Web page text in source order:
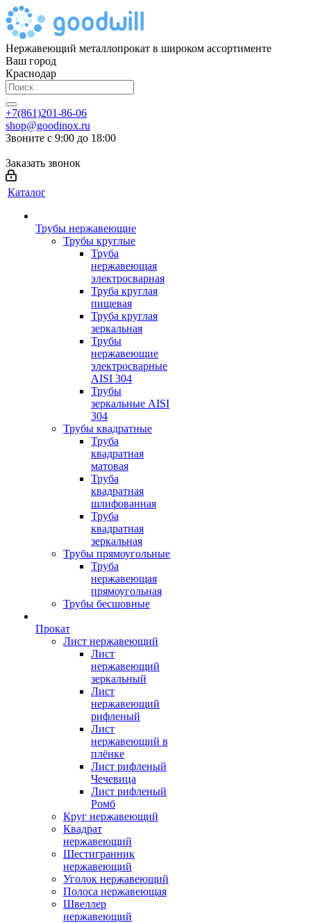
Нержавеющий металлопрокат в широком ассортименте
Ваш город
Краснодар
+7(861)201-86-06
shop@goodinox.ru
Звоните с 9:00 до 18:00
Заказать звонок
Каталог
Трубы нержавеющие
Трубы круглые
Труба
нержавеющая
электросварная
Труба круглая
пищевая
Труба круглая
зеркальная
Трубы
нержавеющие
электросварные
AISI 304
Трубы
зеркальные AISI
304
Трубы квадратные
Труба
квадратная
матовая
Труба
квадратная
шлифованная
Труба
квадратная
зеркальная
Трубы прямоугольные
Труба
нержавеющая
прямоугольная
Трубы бесшовные
Прокат
Лист нержавеющий
Лист
нержавеющий
зеркальный
Лист
нержавеющий
рифленый
Лист
нержавеющий в
плёнке
Лист рифленый
Чечевица
Лист рифленый
Ромб
Круг нержавеющий
Квадрат
нержавеющий
Шестигранник
нержавеющий
Уголок нержавеющий
Полоса нержавеющая
Швеллер
нержавеющий